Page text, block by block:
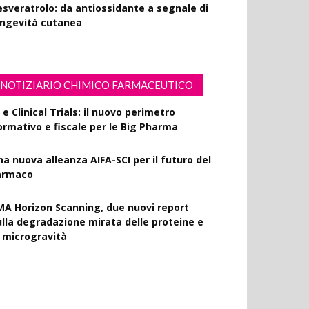
da antiossidante a segnale di
cutanea
NOTIZIARIO CHIMICO FARMACEUTICO
e Clinical Trials: il nuovo perimetro
e fiscale per le Big Pharma
nuova alleanza AIFA-SCI per il futuro del
Horizon Scanning, due nuovi report
degradazione mirata delle proteine e
microgravità